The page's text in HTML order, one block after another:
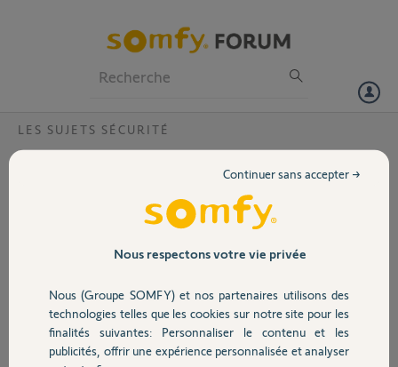
Volet
Sécurité
Domotique
LES SUJETS SÉCURITÉ
stockage vidéo onedrive impossible de se
Bonjour,
j'ai une home alarm advanced et je bénéfice de
l'enregistrement de 30 secondes gratuit à
Or j'ai changé mon code d'accés à mon compte
microsoft et depuis l'enregistrement sur mon
onedrive ne se fait plus.
Un message d'erreur apparrait.
Dans Réglages > Stockage vidéo sous Onedrive
Nous respectons votre vie privée
Nous (Groupe SOMFY) et nos partenaires utilisons des
technologies telles que les cookies sur notre site pour les
finalités suivantes: Personnaliser le contenu et les
publicités, offrir une expérience personnalisée et analyser
Continuer sans accepter →